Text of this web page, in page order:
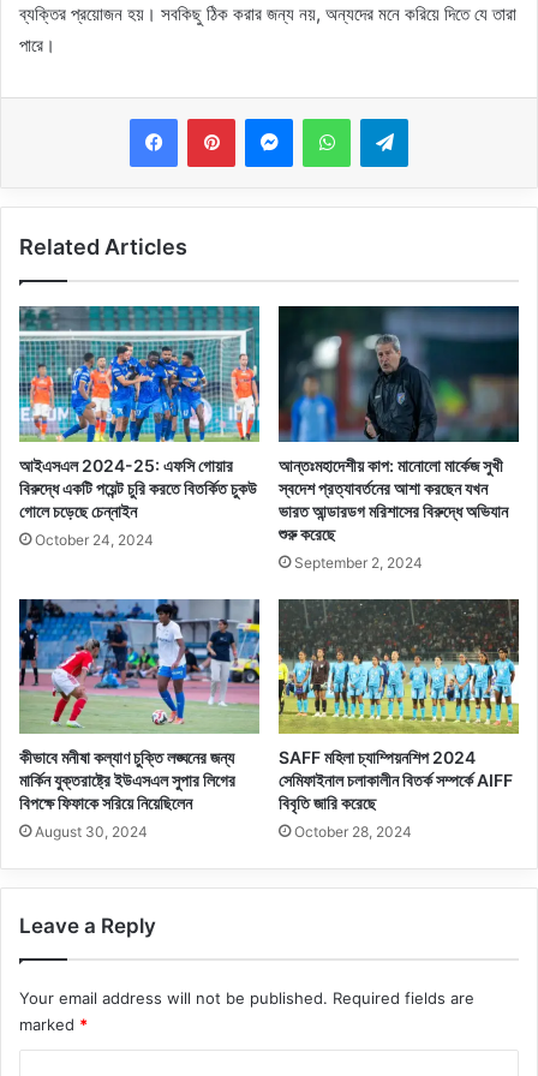
ব্যক্তির প্রয়োজন হয়। সবকিছু ঠিক করার জন্য নয়, অন্যদের মনে করিয়ে দিতে যে তারা
পারে।
MessengerWhatsAppTelegram
Related Articles
আইএসএল 2024-25: এফসি গোয়ার
বিরুদ্ধে একটি পয়েন্ট চুরি করতে বিতর্কিত চুকউ
গোলে চড়েছে চেন্নাইন
October 24, 2024
আন্তঃমহাদেশীয় কাপ: মানোলো মার্কেজ সুখী
স্বদেশ প্রত্যাবর্তনের আশা করছেন যখন
ভারত আন্ডারডগ মরিশাসের বিরুদ্ধে অভিযান
শুরু করেছে
September 2, 2024
কীভাবে মনীষা কল্যাণ চুক্তি লঙ্ঘনের জন্য
মার্কিন যুক্তরাষ্ট্রে ইউএসএল সুপার লিগের
বিপক্ষে ফিফাকে সরিয়ে নিয়েছিলেন
August 30, 2024
SAFF মহিলা চ্যাম্পিয়নশিপ 2024
সেমিফাইনাল চলাকালীন বিতর্ক সম্পর্কে AIFF
বিবৃতি জারি করেছে
October 28, 2024
Leave a Reply
Your email address will not be published. Required fields are
marked *